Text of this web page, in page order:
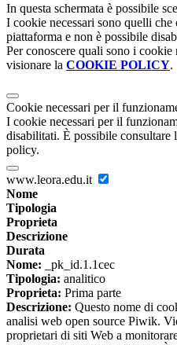
In questa schermata è possibile
I cookie necessari sono quelli
piattaforma e non è possibile
Per conoscere quali sono i
visionare la COOKIE POLICY.
Cookie necessari per il
I cookie necessari per il
disabilitati. È possibile consultare
policy.
www.leora.edu.it
Nome
Tipologia
Proprieta
Descrizione
Durata
Nome: _pk_id.1.1cec
Tipologia: analitico
Proprieta: Prima parte
Descrizione: Questo nome di
analisi web open source Piwik.
proprietari di siti Web a